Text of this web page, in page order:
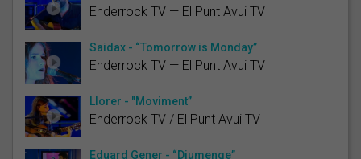
Enderrock TV — El Punt Avui TV
Saidax - “Tomorrow is Monday”
Enderrock TV — El Punt Avui TV
Llorer - "Moviment”
Enderrock TV / El Punt Avui TV
Eduard Gener - “Diumenge”